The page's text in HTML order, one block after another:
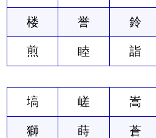
楼 誉 鈴
煎 睦 詣
塙 嵯 嵩
獅 蒔 蒼